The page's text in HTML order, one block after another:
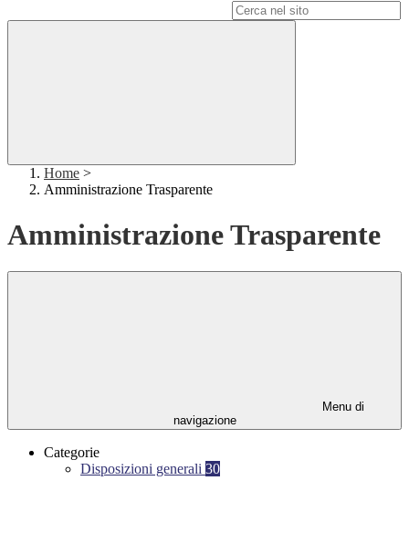
Home >
Amministrazione Trasparente
Amministrazione Trasparente
Menu di
navigazione
Categorie
Disposizioni generali 30